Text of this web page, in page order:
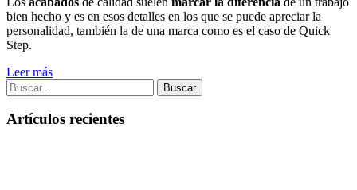
bien hecho y es en esos detalles en los que se puede apreciar la
personalidad, también la de una marca como es el caso de Quick
Step.
Leer más
Buscar
Artículos recientes